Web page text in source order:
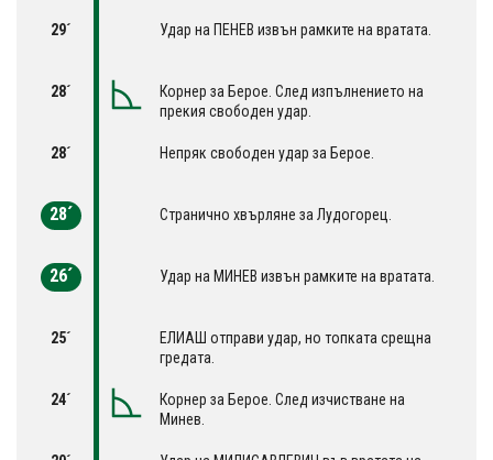
29´ Удар на ПЕНЕВ извън рамките на вратата.
28´
Корнер за Берое. След изпълнението на
прекия свободен удар.
28´ Непряк свободен удар за Берое.
28´ Странично хвърляне за Лудогорец.
26´ Удар на МИНЕВ извън рамките на вратата.
25´
ЕЛИАШ отправи удар, но топката срещна
гредата.
24´
Корнер за Берое. След изчистване на
Минев.